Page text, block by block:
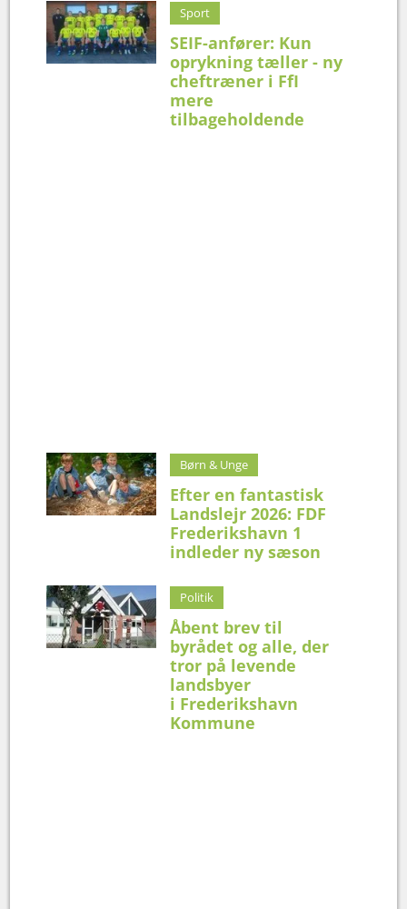
Sport
SEIF-anfører: Kun
oprykning tæller - ny
cheftræner i FfI
mere
tilbageholdende
Børn & Unge
Efter en fantastisk
Landslejr 2026: FDF
Frederikshavn 1
indleder ny sæson
Politik
Åbent brev til
byrådet og alle, der
tror på levende
landsbyer
i Frederikshavn
Kommune